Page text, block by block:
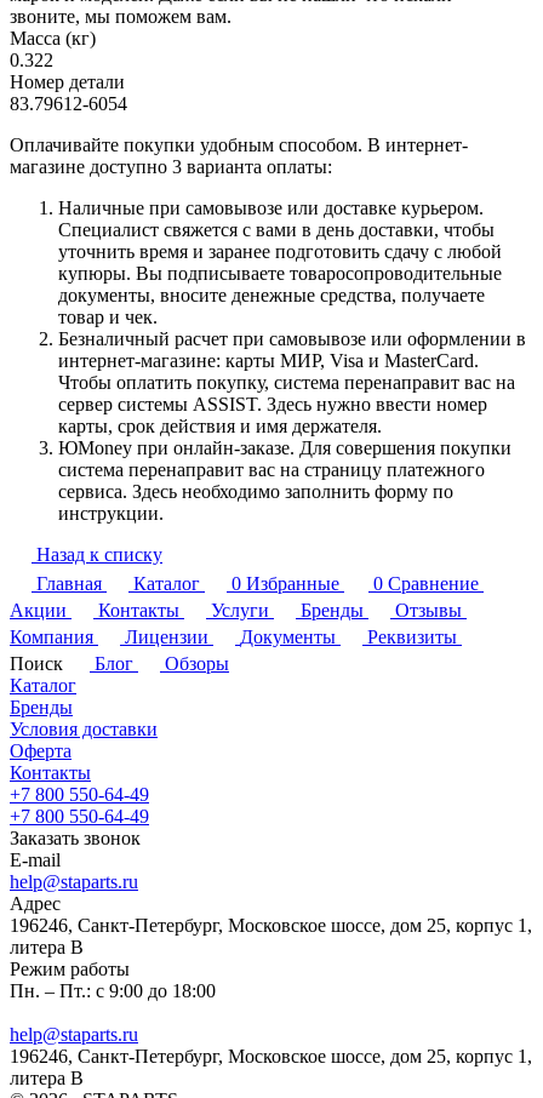
звоните, мы поможем вам.
Масса (кг)
0.322
Номер детали
83.79612-6054
Оплачивайте покупки удобным способом. В интернет-
магазине доступно 3 варианта оплаты:
Наличные при самовывозе или доставке курьером.
Специалист свяжется с вами в день доставки, чтобы
уточнить время и заранее подготовить сдачу с любой
купюры. Вы подписываете товаросопроводительные
документы, вносите денежные средства, получаете
товар и чек.
Безналичный расчет при самовывозе или оформлении в
интернет-магазине: карты МИР, Visa и MasterCard.
Чтобы оплатить покупку, система перенаправит вас на
сервер системы ASSIST. Здесь нужно ввести номер
карты, срок действия и имя держателя.
ЮMoney при онлайн-заказе. Для совершения покупки
система перенаправит вас на страницу платежного
сервиса. Здесь необходимо заполнить форму по
инструкции.
Назад к списку
Главная
Каталог 0 Избранные 0 Сравнение
Акции
Контакты Услуги Бренды
Отзывы
Компания
Лицензии Документы
Реквизиты
Поиск
Блог
Обзоры
Каталог
Бренды
Условия доставки
Оферта
Контакты
+7 800 550-64-49
+7 800 550-64-49
Заказать звонок
E-mail
help@staparts.ru
Адрес
196246, Санкт-Петербург, Московское шоссе, дом 25, корпус 1,
литера В
Режим работы
Пн. – Пт.: с 9:00 до 18:00
help@staparts.ru
196246, Санкт-Петербург, Московское шоссе, дом 25, корпус 1,
литера В